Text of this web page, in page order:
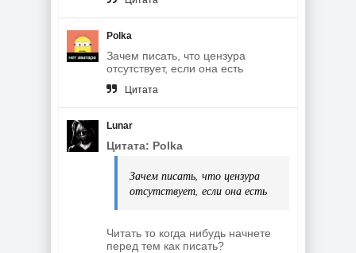
Polka
Зачем писать, что цензура
отсутствует, если она есть
Цитата
Lunar
Цитата: Polka
Зачем писать, что цензура
отсутствует, если она есть
Читать то когда нибудь начнете
перед тем как писать?